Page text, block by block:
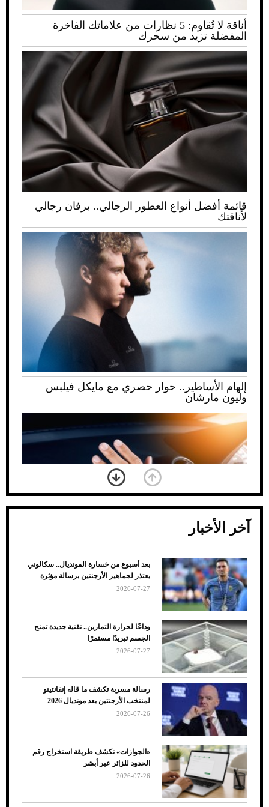
أناقة لا تُقاوم: 5 نظارات من علاماتك الفاخرة
المفضلة تزيد من سحرك
قائمة أفضل أنواع العطور الرجالي.. برفان رجالي
لأناقتك
إلهام الأساطير.. حوار حصري مع مايكل فيلبس
وليون مارشان
ضعف تبريد مكيف السيارة عند الوقوف.. أشهر
الأسباب والحلول
7 نصائح لاختيار لون البنطلون المناسب للقميص
الأسود
آخر الأخبار
بعد أسبوع من خسارة المونديال.. سكالوني
يعتذر لجماهير الأرجنتين برسالة مؤثرة
2026-07-27
وداعًا لحرارة التمارين.. تقنية جديدة تمنح
الجسم تبريدًا مستمرًا
2026-07-27
رسالة مسربة تكشف ما قاله إنفانتينو
لمنتخب الأرجنتين بعد مونديال 2026
2026-07-26
«الجوازات» تكشف طريقة استخراج رقم
الحدود للزائر عبر أبشر
2026-07-26